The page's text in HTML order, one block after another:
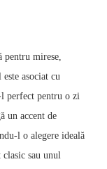
pentru mirese,
asociat cu
l perfect pentru o zi
un accent de
l o alegere ideală
sau unul